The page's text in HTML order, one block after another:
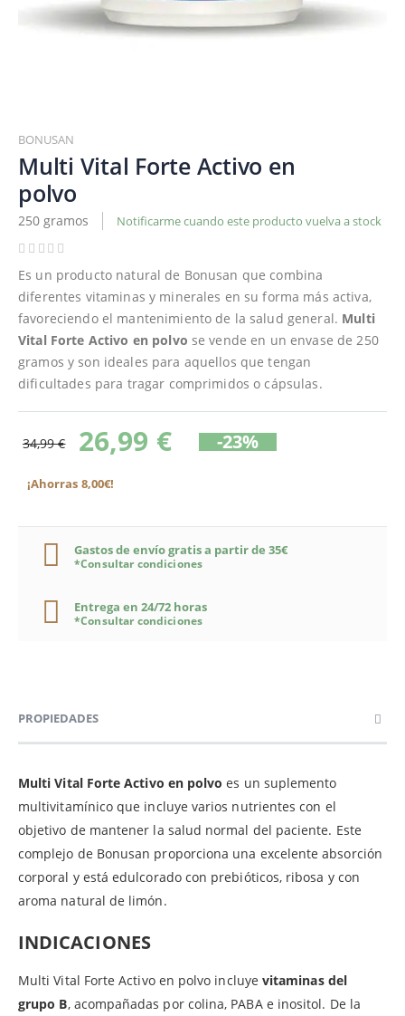
al
comienzo
de
la
galería
imágenes
BONUSAN
Multi Vital Forte Activo en
polvo
250 gramos Notificarme cuando este producto vuelva a stock
Es un producto natural de Bonusan que combina
diferentes vitaminas y minerales en su forma más activa,
favoreciendo el mantenimiento de la salud general. Multi
Vital Forte Activo en polvo se vende en un envase de 250
gramos y son ideales para aquellos que tengan
dificultades para tragar comprimidos o cápsulas.
34,99 € 26,99 € -23%
¡Ahorras 8,00€!
Gastos de envío gratis a partir de 35€
*Consultar condiciones
Entrega en 24/72 horas
*Consultar condiciones
PROPIEDADES
Multi Vital Forte Activo en polvoes un suplemento
multivitamínico que incluye varios nutrientes con el
objetivo de mantener la salud normal del paciente. Este
complejo de Bonusan proporciona una excelente absorción
corporal y está edulcorado con prebióticos, ribosa y con
aroma natural de limón.
INDICACIONES
Multi Vital Forte Activo en polvo incluye vitaminas del
grupo B, acompañadas por colina, PABA e inositol. De la